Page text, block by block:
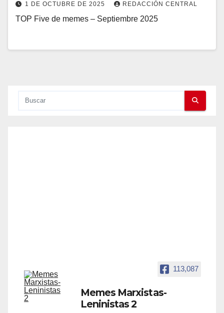
1 DE OCTUBRE DE 2025 REDACCIÓN CENTRAL
TOP Five de memes – Septiembre 2025
113,087
Memes Marxistas-
Leninistas 2